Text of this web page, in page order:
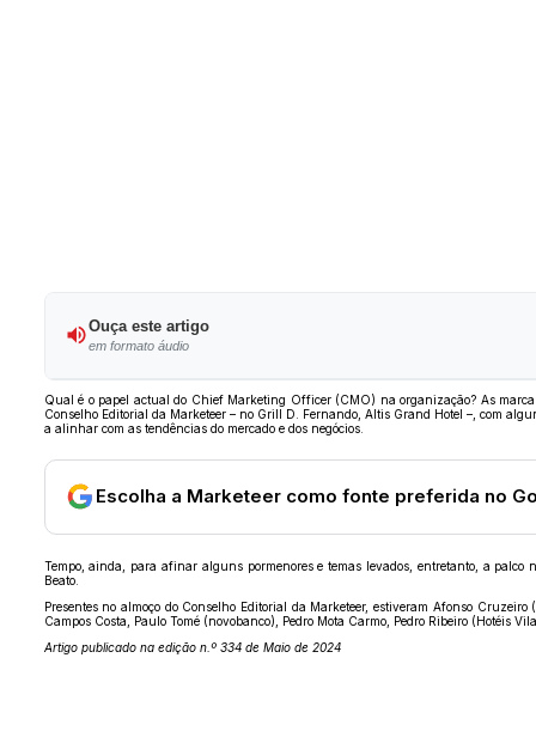
Ouça este artigo
em formato áudio
Qual é o papel actual do Chief Marketing Officer (CMO) na organização? As
Conselho Editorial da Marketeer – no Grill D. Fernando, Altis Grand Hotel –, com
a alinhar com as tendências do mercado e dos negócios.
Escolha a Marketeer como fonte preferida no
Tempo, ainda, para afinar alguns pormenores e temas levados, entretanto, a
Beato.
Presentes no almoço do Conselho Editorial da Marketeer, estiveram Afonso
Campos Costa, Paulo Tomé (novobanco), Pedro Mota Carmo, Pedro Ribeiro (Hotéis
Artigo publicado na edição n.º 334 de Maio de 2024